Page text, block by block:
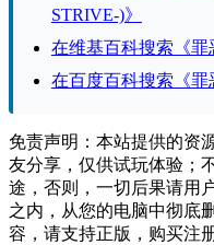
STRIVE-)》
在维基百科搜索《罪
在百度百科搜索《罪
免责声明：本站提供的资
友分享，仅供试玩体验；
途，否则，一切后果请用
之内，从您的电脑中彻底
容，请支持正版，购买注